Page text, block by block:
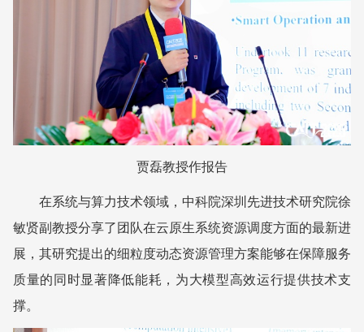
贾磊教授作报告
在系统与算力技术领域， 中科院深圳先进技术研究院徐
敏贤副教授分享了团队在云原生系统资源调度方面的最新进
展，其研究提出的细粒度动态资源管理方案能够在保障服务
质量的同时显著降低能耗，为大模型高效运行提供技术支
撑。